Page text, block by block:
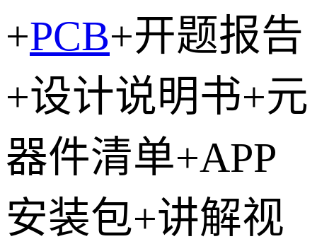
+PCB+开题报告
+设计说明书+元
器件清单+APP
安装包+讲解视